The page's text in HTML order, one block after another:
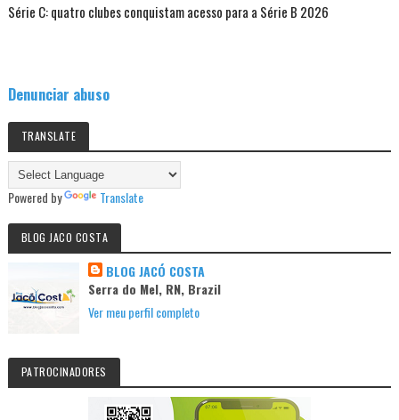
Série C: quatro clubes conquistam acesso para a Série B 2026
Denunciar abuso
TRANSLATE
Powered by Translate
BLOG JACO COSTA
BLOG JACÓ COSTA
Serra do Mel, RN, Brazil
Ver meu perfil completo
PATROCINADORES